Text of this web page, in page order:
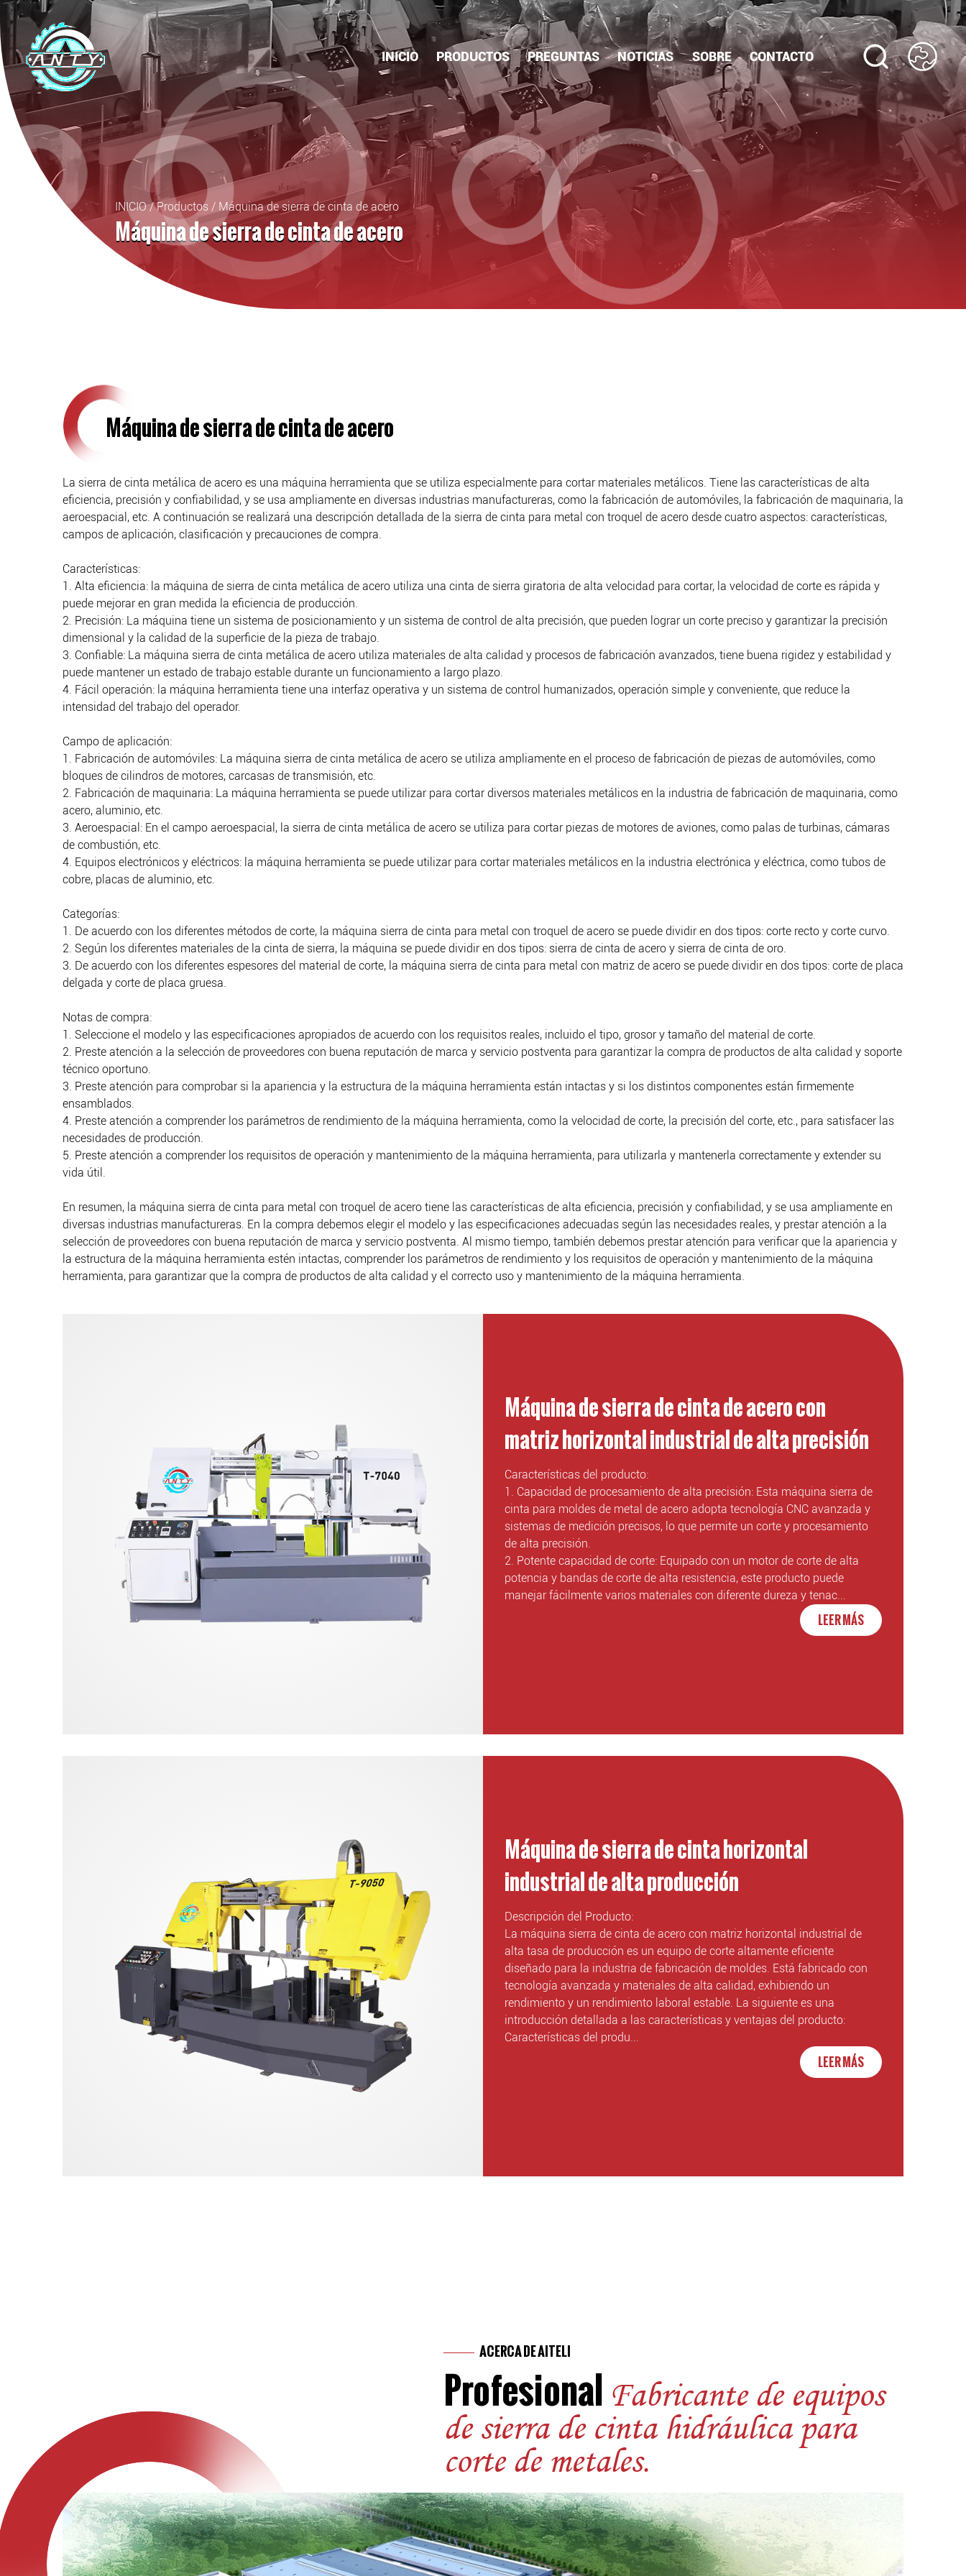
INICIO PRODUCTOS PREGUNTAS NOTICIAS SOBRE CONTACTO
INICIO/Productos / Máquina de sierra de cinta de acero
Máquina de sierra de cinta de acero
Máquina de sierra de cinta de acero
La sierra de cinta metálica de acero es una máquina herramienta que se utiliza especialmente para cortar materiales metálicos. Tiene las características de alta
eficiencia, precisión y confiabilidad, y se usa ampliamente en diversas industrias manufactureras, como la fabricación de automóviles, la fabricación de maquinaria, la
aeroespacial, etc. A continuación se realizará una descripción detallada de la sierra de cinta para metal con troquel de acero desde cuatro aspectos: características,
campos de aplicación, clasificación y precauciones de compra.
Características:
1. Alta eficiencia: la máquina de sierra de cinta metálica de acero utiliza una cinta de sierra giratoria de alta velocidad para cortar, la velocidad de corte es rápida y
puede mejorar en gran medida la eficiencia de producción.
2. Precisión: La máquina tiene un sistema de posicionamiento y un sistema de control de alta precisión, que pueden lograr un corte preciso y garantizar la precisión
dimensional y la calidad de la superficie de la pieza de trabajo.
3. Confiable: La máquina sierra de cinta metálica de acero utiliza materiales de alta calidad y procesos de fabricación avanzados, tiene buena rigidez y estabilidad y
puede mantener un estado de trabajo estable durante un funcionamiento a largo plazo.
4. Fácil operación: la máquina herramienta tiene una interfaz operativa y un sistema de control humanizados, operación simple y conveniente, que reduce la
intensidad del trabajo del operador.
Campo de aplicación:
1. Fabricación de automóviles: La máquina sierra de cinta metálica de acero se utiliza ampliamente en el proceso de fabricación de piezas de automóviles, como
bloques de cilindros de motores, carcasas de transmisión, etc.
2. Fabricación de maquinaria: La máquina herramienta se puede utilizar para cortar diversos materiales metálicos en la industria de fabricación de maquinaria, como
acero, aluminio, etc.
3. Aeroespacial: En el campo aeroespacial, la sierra de cinta metálica de acero se utiliza para cortar piezas de motores de aviones, como palas de turbinas, cámaras
de combustión, etc.
4. Equipos electrónicos y eléctricos: la máquina herramienta se puede utilizar para cortar materiales metálicos en la industria electrónica y eléctrica, como tubos de
cobre, placas de aluminio, etc.
Categorías:
1. De acuerdo con los diferentes métodos de corte, la máquina sierra de cinta para metal con troquel de acero se puede dividir en dos tipos: corte recto y corte curvo.
2. Según los diferentes materiales de la cinta de sierra, la máquina se puede dividir en dos tipos: sierra de cinta de acero y sierra de cinta de oro.
3. De acuerdo con los diferentes espesores del material de corte, la máquina sierra de cinta para metal con matriz de acero se puede dividir en dos tipos: corte de placa
delgada y corte de placa gruesa.
Notas de compra:
1. Seleccione el modelo y las especificaciones apropiados de acuerdo con los requisitos reales, incluido el tipo, grosor y tamaño del material de corte.
2. Preste atención a la selección de proveedores con buena reputación de marca y servicio postventa para garantizar la compra de productos de alta calidad y soporte
técnico oportuno.
3. Preste atención para comprobar si la apariencia y la estructura de la máquina herramienta están intactas y si los distintos componentes están firmemente
ensamblados.
4. Preste atención a comprender los parámetros de rendimiento de la máquina herramienta, como la velocidad de corte, la precisión del corte, etc., para satisfacer las
necesidades de producción.
5. Preste atención a comprender los requisitos de operación y mantenimiento de la máquina herramienta, para utilizarla y mantenerla correctamente y extender su
vida útil.
En resumen, la máquina sierra de cinta para metal con troquel de acero tiene las características de alta eficiencia, precisión y confiabilidad, y se usa ampliamente en
diversas industrias manufactureras. En la compra debemos elegir el modelo y las especificaciones adecuadas según las necesidades reales, y prestar atención a la
selección de proveedores con buena reputación de marca y servicio postventa. Al mismo tiempo, también debemos prestar atención para verificar que la apariencia y
la estructura de la máquina herramienta estén intactas, comprender los parámetros de rendimiento y los requisitos de operación y mantenimiento de la máquina
herramienta, para garantizar que la compra de productos de alta calidad y el correcto uso y mantenimiento de la máquina herramienta.
Máquina de sierra de cinta de acero con
matriz horizontal industrial de alta precisión
Características del producto:
1. Capacidad de procesamiento de alta precisión: Esta máquina sierra de
cinta para moldes de metal de acero adopta tecnología CNC avanzada y
sistemas de medición precisos, lo que permite un corte y procesamiento
de alta precisión.
2. Potente capacidad de corte: Equipado con un motor de corte de alta
potencia y bandas de corte de alta resistencia, este producto puede
manejar fácilmente varios materiales con diferente dureza y tenac...
LEER MÁS
Máquina de sierra de cinta horizontal
industrial de alta producción
Descripción del Producto:
La máquina sierra de cinta de acero con matriz horizontal industrial de
alta tasa de producción es un equipo de corte altamente eficiente
diseñado para la industria de fabricación de moldes. Está fabricado con
tecnología avanzada y materiales de alta calidad, exhibiendo un
rendimiento y un rendimiento laboral estable. La siguiente es una
introducción detallada a las características y ventajas del producto:
Características del produ...
LEER MÁS
ACERCA DE AITELI
Profesional Fabricante de equipos
de sierra de cinta hidráulica para
corte de metales.